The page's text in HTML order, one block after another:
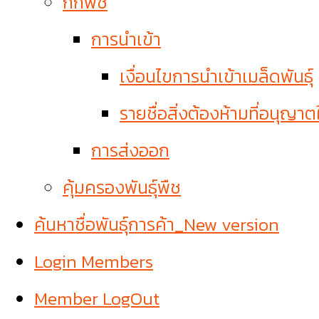
การนำเข้า
เงื่อนไขการนำเข้าเมล็ดพันธุ์
รายชื่อสิ่งต้องห้ามที่อนุญาต
การส่งออก
คุ้มครองพันธุ์พืช
ค้นหาชื่อพันธุ์การค้า_New version
Login Members
Member LogOut